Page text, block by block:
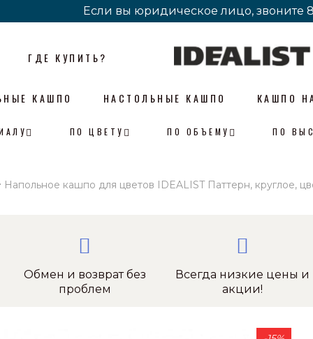
Если вы юридическое лицо, звоните
Если вы юридическое лицо, звоните
ГДЕ КУПИТЬ?
КАШПО НАСТОЛЬНЫЕ КАШПО КАШПО
ПО ЦВЕТУ ПО ОБЪЕМУ ПО
Напольное кашпо для цветов IDEALIST Паттерн, круглое,
Обмен и возврат без
проблем
Всегда низкие цены и
акции!